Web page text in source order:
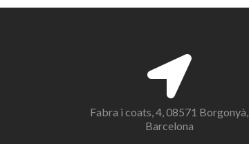
Fabra i coats, 4, 08571 Borgonyà,
Barcelona